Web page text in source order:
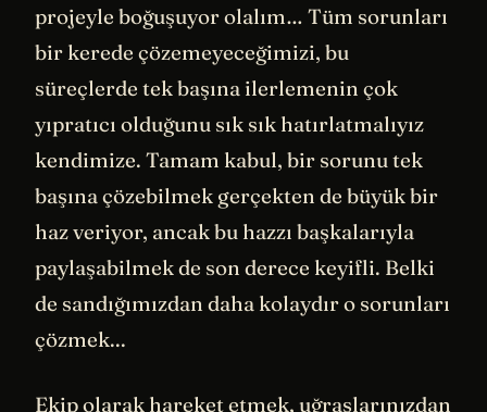
projeyle boğuşuyor olalım… Tüm sorunları
bir kerede çözemeyeceğimizi, bu
süreçlerde tek başına ilerlemenin çok
yıpratıcı olduğunu sık sık hatırlatmalıyız
kendimize. Tamam kabul, bir sorunu tek
başına çözebilmek gerçekten de büyük bir
haz veriyor, ancak bu hazzı başkalarıyla
paylaşabilmek de son derece keyifli. Belki
de sandığımızdan daha kolaydır o sorunları
çözmek...
Ekip olarak hareket etmek, uğraşlarınızdan